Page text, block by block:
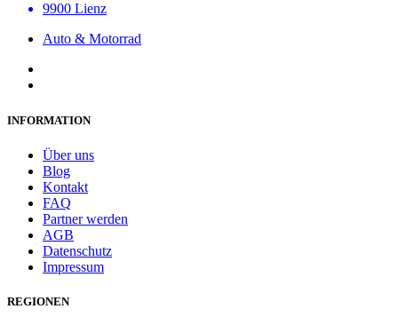
9900 Lienz
Auto & Motorrad
INFORMATION
Über uns
Blog
Kontakt
FAQ
Partner werden
AGB
Datenschutz
Impressum
REGIONEN